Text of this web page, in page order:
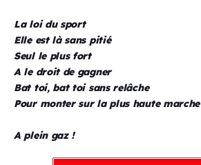
La loi du sport
Elle est là sans pitié
Seul le plus fort
A le droit de gagner
Bat toi, bat toi sans relâche
Pour monter sur la plus haute marche
A plein gaz !